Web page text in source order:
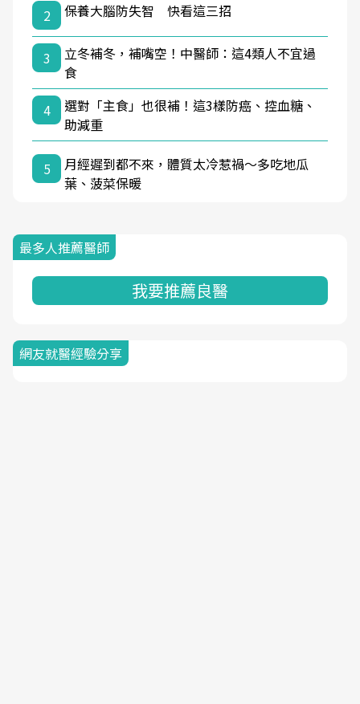
2
保養大腦防失智 快看這三招
3
立冬補冬，補嘴空！中醫師：這4類人不宜過
食
4
選對「主食」也很補！這3樣防癌、控血糖、
助減重
5
月經遲到都不來，體質太冷惹禍〜多吃地瓜
葉、菠菜保暖
最多人推薦醫師
我要推薦良醫
網友就醫經驗分享